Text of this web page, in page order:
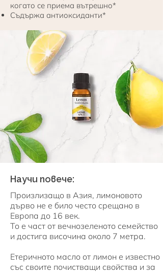
когато се приема вътрешно*
Съдържа антиоксиданти*
Научи повече:
Произлизащо в Азия, лимоновото
дърво не е било често срещано в
Европа до 16 век.
То е част от вечнозеленото семейство
и достига височина около 7 метра.
Етеричното масло от лимон е известно
със своите почистващи свойства и за